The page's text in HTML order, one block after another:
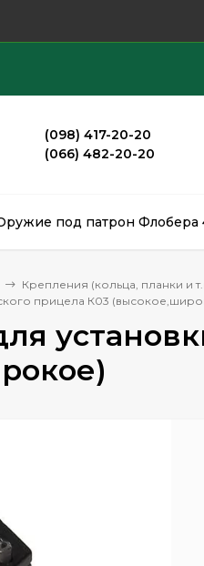
(098) 417-20-20
(066) 482-20-20
под патрон Флобера
Крепления (кольца, планки и
прицела К03